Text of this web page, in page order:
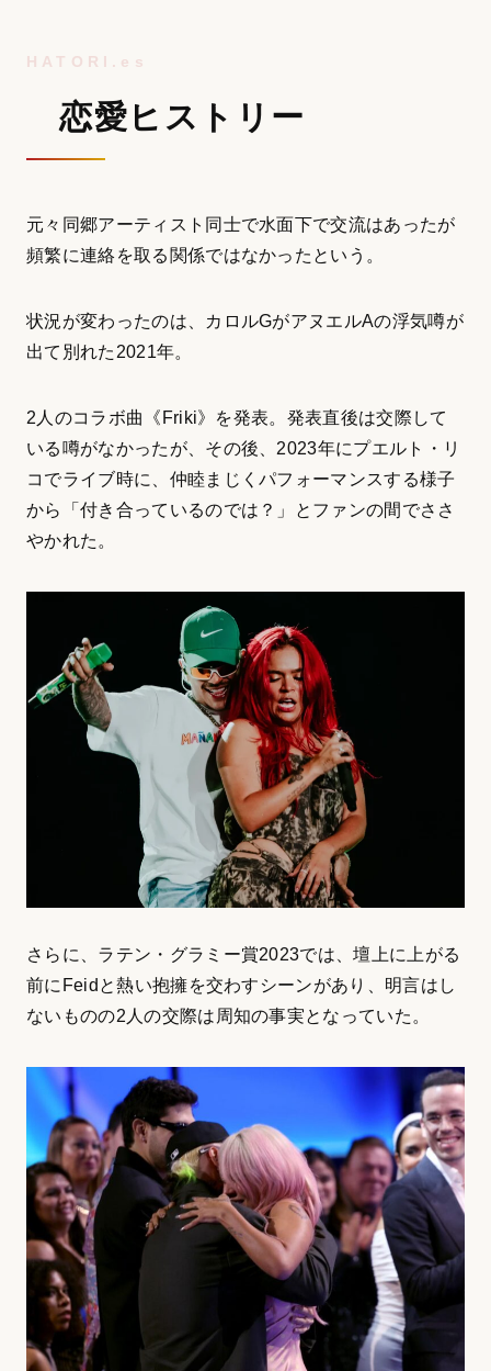
恋愛ヒストリー
元々同郷アーティスト同士で水面下で交流はあったが
頻繁に連絡を取る関係ではなかったという。
状況が変わったのは、カロルGがアヌエルAの浮気噂が
出て別れた2021年。
2人のコラボ曲《Friki》を発表。発表直後は交際して
いる噂がなかったが、その後、2023年にプエルト・リ
コでライブ時に、仲睦まじくパフォーマンスする様子
から「付き合っているのでは？」とファンの間でささ
やかれた。
さらに、ラテン・グラミー賞2023では、壇上に上がる
前にFeidと熱い抱擁を交わすシーンがあり、明言はし
ないものの2人の交際は周知の事実となっていた。